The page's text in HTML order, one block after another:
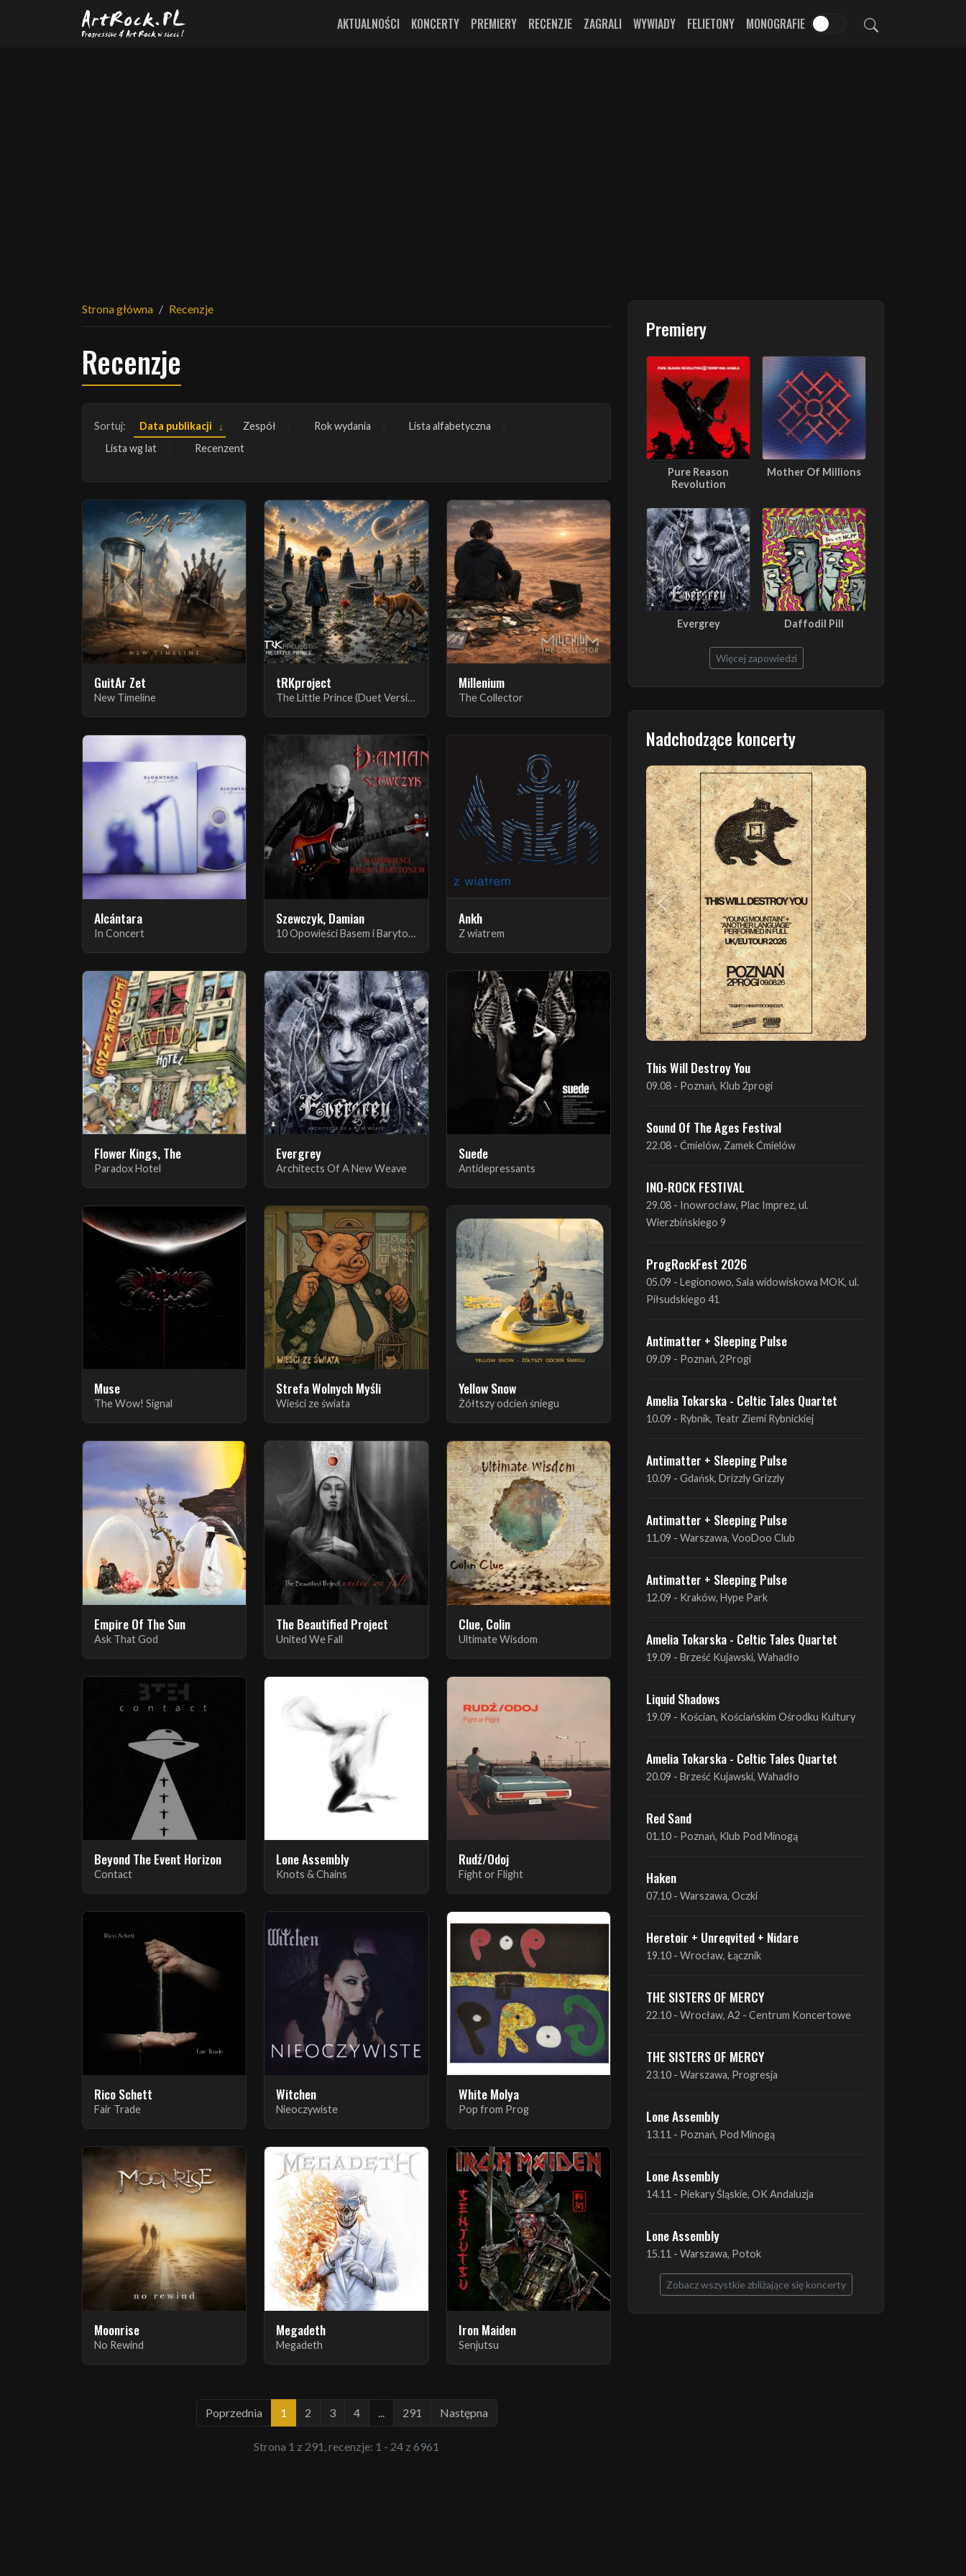
Przejdź do treści głównej
AKTUALNOŚCI KONCERTY PREMIERY RECENZJE ZAGRALI WYWIADY FELIETONY MONOGRAFIE
Strona główna Recenzje
Recenzje
Sortuj: Data publikacji Zespół Rok wydania
Lista alfabetyczna
Lista wg lat
Recenzent
GuitAr Zet
New Timeline
tRKproject
The Little Prince (Duet Version)
Millenium
The Collector
Alcántara
In Concert
Szewczyk, Damian
10 Opowieści Basem i Barytonem
Ankh
Z wiatrem
Flower Kings, The
Paradox Hotel
Evergrey
Architects Of A New Weave
Suede
Antidepressants
Muse
The Wow! Signal
Strefa Wolnych Myśli
Wieści ze świata
Yellow Snow
Żółtszy odcień śniegu
Empire Of The Sun
Ask That God
The Beautified Project
United We Fall
Clue, Colin
Ultimate Wisdom
Beyond The Event Horizon
Contact
Lone Assembly
Knots & Chains
Rudź/Odoj
Fight or Flight
Rico Schett
Fair Trade
Witchen
Nieoczywiste
White Molya
Pop from Prog
Moonrise
No Rewind
Megadeth
Megadeth
Iron Maiden
Senjutsu
Poprzednia 1 2 3 4 291 Następna
Strona 1 z 291, recenzje: 1 - 24 z 6961
Premiery
Pure Reason
Revolution
Mother Of Millions
Evergrey Daffodil Pill
Więcej zapowiedzi
Nadchodzące koncerty
Poprzedni Następny
This Will Destroy You
09.08 - Poznań, Klub 2progi
Sound Of The Ages Festival
22.08 - Ćmielów, Zamek Ćmielów
INO-ROCK FESTIVAL
29.08 - Inowrocław, Plac Imprez, ul.
ProgRockFest 2026
05.09 - Legionowo, Sala widowiskowa MOK, ul.
Antimatter + Sleeping Pulse
09.09 - Poznań, 2Progi
Amelia Tokarska - Celtic Tales Quartet
10.09 - Rybnik, Teatr Ziemi Rybnickiej
Antimatter + Sleeping Pulse
10.09 - Gdańsk, Drizzly Grizzly
Antimatter + Sleeping Pulse
11.09 - Warszawa, VooDoo Club
Antimatter + Sleeping Pulse
12.09 - Kraków, Hype Park
Amelia Tokarska - Celtic Tales Quartet
19.09 - Brześć Kujawski, Wahadło
Liquid Shadows
19.09 - Kościan, Kościańskim Ośrodku Kultury
Amelia Tokarska - Celtic Tales Quartet
20.09 - Brześć Kujawski, Wahadło
Red Sand
01.10 - Poznań, Klub Pod Minogą
Haken
07.10 - Warszawa, Oczki
Heretoir + Unreqvited + Nidare
19.10 - Wrocław, Łącznik
THE SISTERS OF MERCY
22.10 - Wrocław, A2 - Centrum Koncertowe
THE SISTERS OF MERCY
23.10 - Warszawa, Progresja
Lone Assembly
13.11 - Poznań, Pod Minogą
Lone Assembly
14.11 - Piekary Śląskie, OK Andaluzja
Lone Assembly
15.11 - Warszawa, Potok
Zobacz wszystkie zbliżające się koncerty